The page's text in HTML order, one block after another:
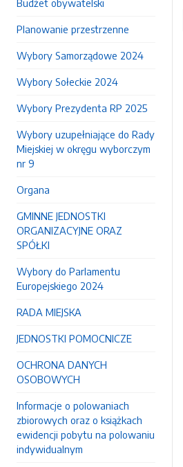
Budżet obywatelski
Planowanie przestrzenne
Wybory Samorządowe 2024
Wybory Sołeckie 2024
Wybory Prezydenta RP 2025
Wybory uzupełniające do Rady
Miejskiej w okręgu wyborczym
nr 9
Organa
GMINNE JEDNOSTKI
ORGANIZACYJNE ORAZ
SPÓŁKI
Wybory do Parlamentu
Europejskiego 2024
RADA MIEJSKA
JEDNOSTKI POMOCNICZE
OCHRONA DANYCH
OSOBOWYCH
Informacje o polowaniach
zbiorowych oraz o książkach
ewidencji pobytu na polowaniu
indywidualnym